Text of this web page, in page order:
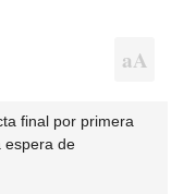
final por primera
espera de